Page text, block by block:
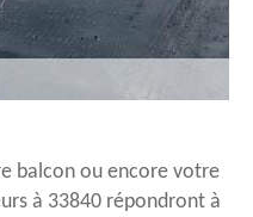
balcon ou encore votre
à 33840 répondront à